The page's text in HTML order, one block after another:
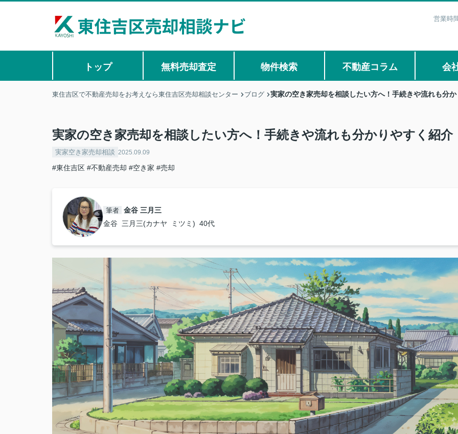
営業時
トップ 無料売却査定 物件検索 不動産コラム 会
東住吉区で不動産売却をお考えなら東住吉区売却相談センター ブログ 実家の空き家売却を相談したい方へ！手続きや流れも分
実家の空き家売却を相談したい方へ！手続きや流れも分かりやすく紹介
実家空き家売却相談 2025.09.09
#東住吉区 #不動産売却 #空き家 #売却
筆者 金谷 三月三
金谷 三月三(カナヤ ミツミ) 40代